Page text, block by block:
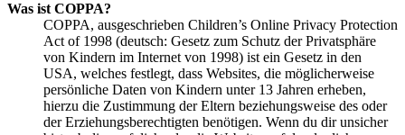
Was ist COPPA?
COPPA, ausgeschrieben Children’s Online Privacy Protection
Act of 1998 (deutsch: Gesetz zum Schutz der Privatsphäre
von Kindern im Internet von 1998) ist ein Gesetz in den
USA, welches festlegt, dass Websites, die möglicherweise
persönliche Daten von Kindern unter 13 Jahren erheben,
hierzu die Zustimmung der Eltern beziehungsweise des oder
der Erziehungsberechtigten benötigen. Wenn du dir unsicher